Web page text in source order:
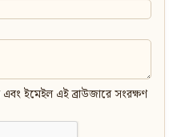
ইমেইল এই ব্রাউজারে সংরক্ষণ